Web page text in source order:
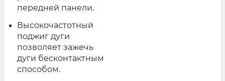
передней панели.
Высокочастотный
поджиг дуги
позволяет зажечь
дуги бесконтактным
способом.